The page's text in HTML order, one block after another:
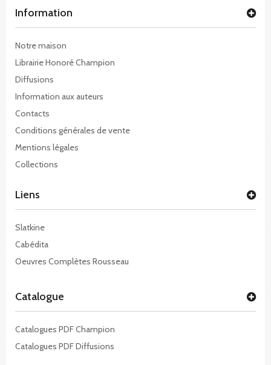
Information
Notre maison
Librairie Honoré Champion
Diffusions
Information aux auteurs
Contacts
Conditions générales de vente
Mentions légales
Collections
Liens
Slatkine
Cabédita
Oeuvres Complètes Rousseau
Catalogue
Catalogues PDF Champion
Catalogues PDF Diffusions